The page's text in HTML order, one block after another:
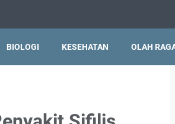
BIOLOGI KESEHATAN OLAH